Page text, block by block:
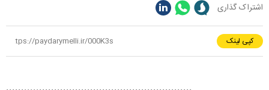
اشتراک گذاری
کپی لینک